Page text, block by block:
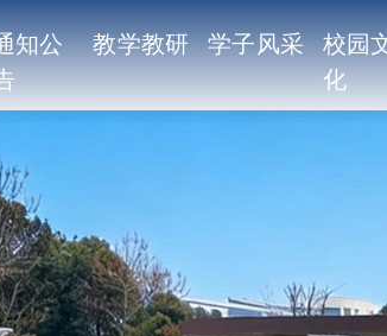
知公
教学教研 学子风采
校园
化